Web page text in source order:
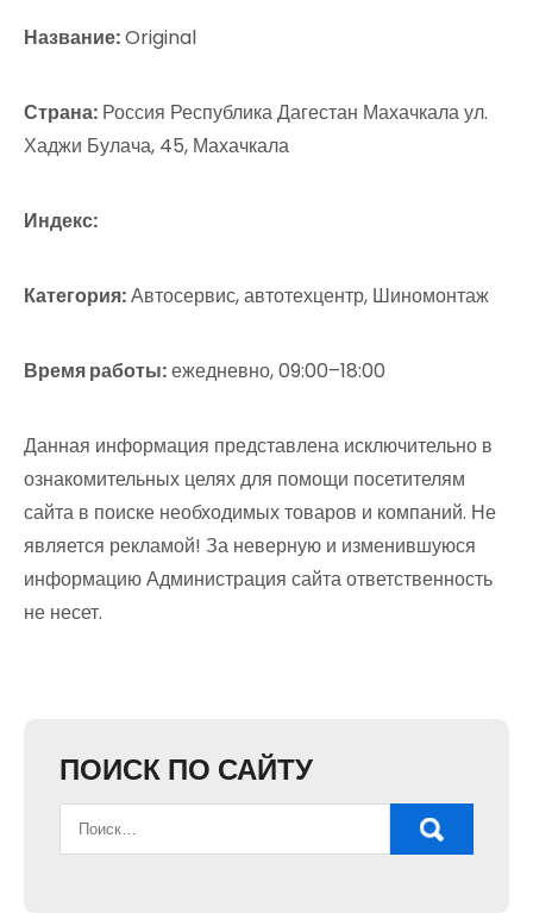
Название:Original
Страна: Россия Республика Дагестан Махачкала ул.
Хаджи Булача, 45, Махачкала
Индекс:
Категория:Автосервис, автотехцентр, Шиномонтаж
Время работы:ежедневно, 09:00–18:00
Данная информация представлена исключительно в
ознакомительных целях для помощи посетителям
сайта в поиске необходимых товаров и компаний. Не
является рекламой! За неверную и изменившуюся
информацию Администрация сайта ответственность
не несет.
ПОИСК ПО САЙТУ